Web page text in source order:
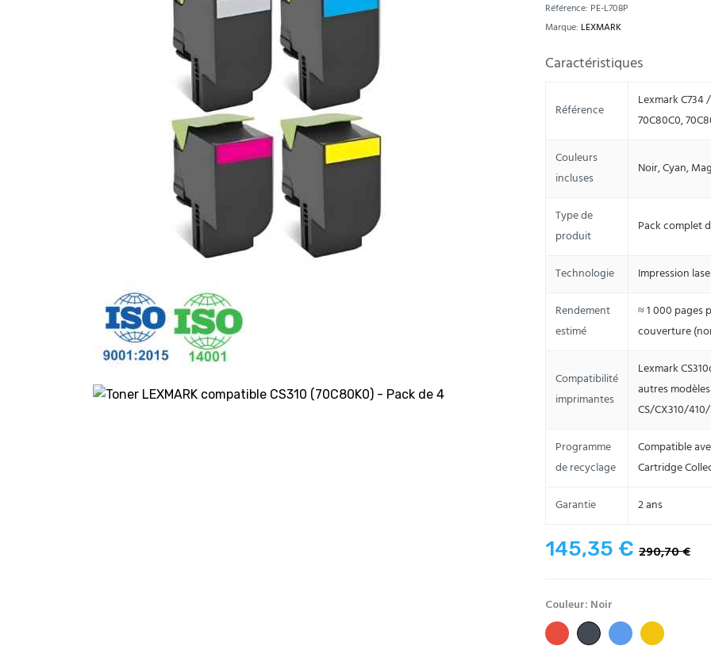
Référence: PE-L708P
Marque: LEXMARK
Caractéristiques
Référence
Lexmark C734
70C80C0,
Couleurs
incluses
Noir, Cyan,
Type de
produit
Pack complet
Technologie Impression
Rendement
estimé
≈ 1 000 pages
couverture
Compatibilité
imprimantes
Lexmark
autres
CS/CX310/
Programme
de recyclage
Compatible
Cartridge
Garantie 2 ans
145,35 € 290,70 €
Couleur: Noir
RougeNoir Bleu Jaune